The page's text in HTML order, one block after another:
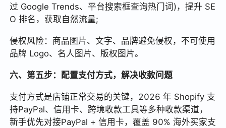
过 Google Trends、平台搜索框查询热门词)，提升 SE
O 排名，获取自然流量;
侵权风险：商品图片、文字、品牌避免侵权，不可使用
品牌 Logo、名人图片、版权图片。
六、第五步：配置支付方式，解决收款问题
支付方式是店铺正常交易的关键，2026 年 Shopify 支
持PayPal、信用卡、跨境收款工具等多种收款渠道，
新手优先对接PayPal + 信用卡，覆盖 90% 海外买家支